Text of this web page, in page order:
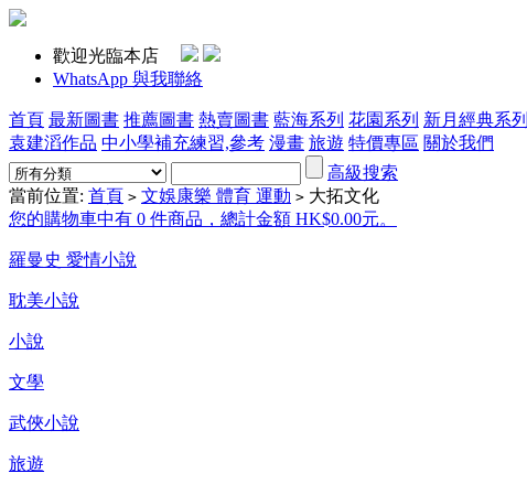
歡迎光臨本店
WhatsApp 與我聯絡
首頁 最新圖書 推薦圖書 熱賣圖書 藍海系列 花園系列 新月經典系列
袁建滔作品 中小學補充練習,參考 漫畫 旅遊 特價專區 關於我們
高級搜索
當前位置: 首頁 > 文娛康樂 體育 運動 > 大拓文化
您的購物車中有 0 件商品，總計金額 HK$0.00元。
羅曼史 愛情小說
耽美小說
小說
文學
武俠小說
旅遊